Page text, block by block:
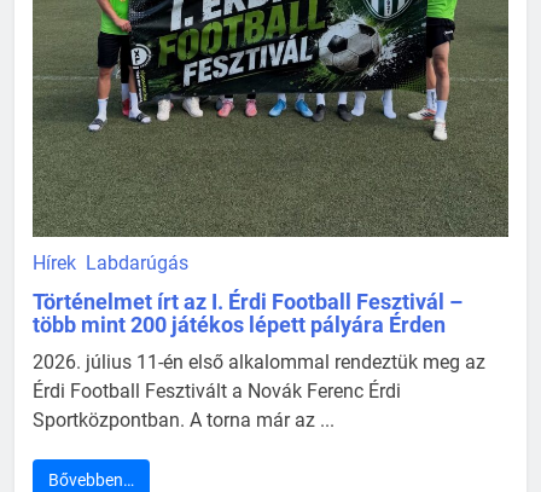
Hírek Labdarúgás
Történelmet írt az I. Érdi Football Fesztivál –
több mint 200 játékos lépett pályára Érden
2026. július 11-én első alkalommal rendeztük meg az
Érdi Football Fesztivált a Novák Ferenc Érdi
Sportközpontban. A torna már az ...
Bővebben…